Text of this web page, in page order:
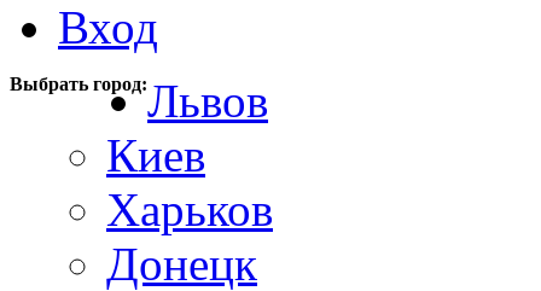
Вход
Выбрать город:Львов
Киев
Харьков
Донецк